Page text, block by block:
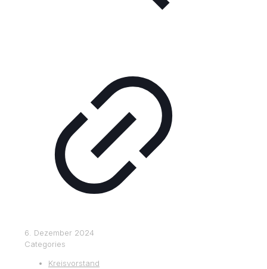
6. Dezember 2024
Categories
Kreisvorstand